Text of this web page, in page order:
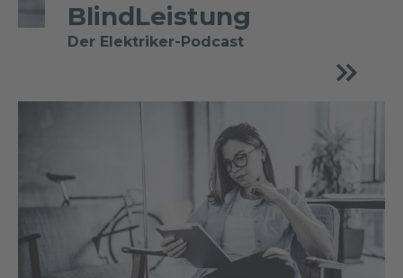
BlindLeistung
Der Elektriker-Podcast